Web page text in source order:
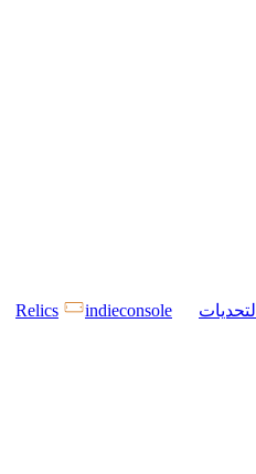
التحديات Relics indieconsole